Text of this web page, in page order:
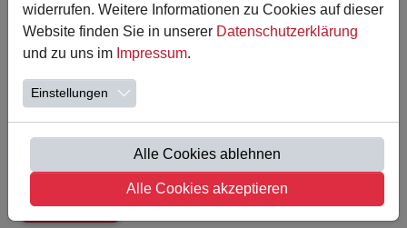
16.04.2026
Wir freuen uns sehr, Sie herzlich zu unserem diesjährigen
Schulfest einzuladen!
📅 Datum: 30.05.2026 | 🕒 Uhrzeit: 12-16 Uhr
Weiterlesen
widerrufen. Weitere Informationen zu Cookies auf dieser
Website finden Sie in unserer Datenschutzerklärung
und zu uns im Impressum.
Einstellungen
Alle Cookies ablehnen
Alle Cookies akzeptieren